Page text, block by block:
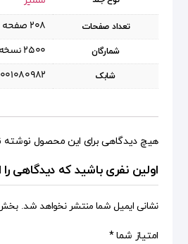
تعداد صفحات ۲۰۸ صفحه
شمارگان ۲۵۰۰ نسخه
شابک
هیچ دیدگاهی برای این محصول
اولین نفری باشید که دیدگاهی را
نشانی ایمیل شما منتشر نخواهد شد.
امتیاز شما*